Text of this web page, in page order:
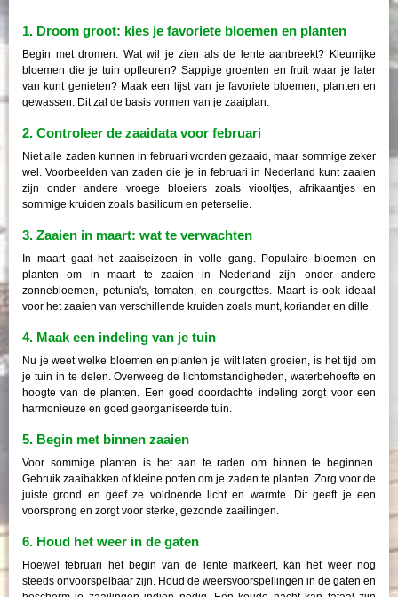
1. Droom groot: kies je favoriete bloemen en planten
Begin met dromen. Wat wil je zien als de lente aanbreekt? Kleurrijke
bloemen die je tuin opfleuren? Sappige groenten en fruit waar je later
van kunt genieten? Maak een lijst van je favoriete bloemen, planten en
gewassen. Dit zal de basis vormen van je zaaiplan.
2. Controleer de zaaidata voor februari
Niet alle zaden kunnen in februari worden gezaaid, maar sommige zeker
wel. Voorbeelden van zaden die je in februari in Nederland kunt zaaien
zijn onder andere vroege bloeiers zoals viooltjes, afrikaantjes en
sommige kruiden zoals basilicum en peterselie.
3. Zaaien in maart: wat te verwachten
In maart gaat het zaaiseizoen in volle gang. Populaire bloemen en
planten om in maart te zaaien in Nederland zijn onder andere
zonnebloemen, petunia's, tomaten, en courgettes. Maart is ook ideaal
voor het zaaien van verschillende kruiden zoals munt, koriander en dille.
4. Maak een indeling van je tuin
Nu je weet welke bloemen en planten je wilt laten groeien, is het tijd om
je tuin in te delen. Overweeg de lichtomstandigheden, waterbehoefte en
hoogte van de planten. Een goed doordachte indeling zorgt voor een
harmonieuze en goed georganiseerde tuin.
5. Begin met binnen zaaien
Voor sommige planten is het aan te raden om binnen te beginnen.
Gebruik zaaibakken of kleine potten om je zaden te planten. Zorg voor de
juiste grond en geef ze voldoende licht en warmte. Dit geeft je een
voorsprong en zorgt voor sterke, gezonde zaailingen.
6. Houd het weer in de gaten
Hoewel februari het begin van de lente markeert, kan het weer nog
steeds onvoorspelbaar zijn. Houd de weersvoorspellingen in de gaten en